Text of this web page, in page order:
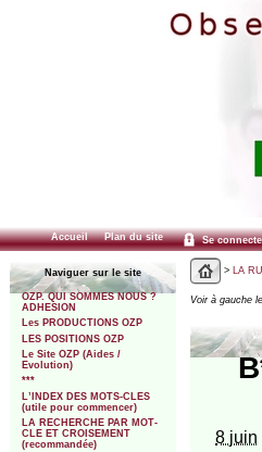
Accueil Plan du site Se
Naviguer sur le site
OZP. QUI SOMMES NOUS ?
ADHESION
Les PRODUCTIONS OZP
LES POSITIONS OZP
Le Site OZP (Aides /
Evolution)
***
L’INDEX DES MOTS-CLES
(utile pour commencer)
LA RECHERCHE PAR MOT-
CLE ET CROISEMENT
(recommandée)
> LA
Voir à gauche
8 juin